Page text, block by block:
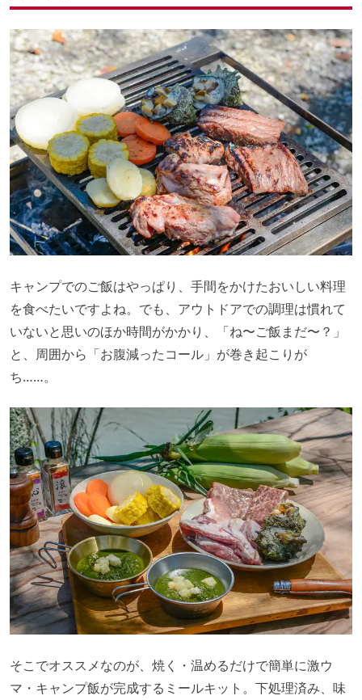
キャンプでのご飯はやっぱり、手間をかけたおいしい料理
を食べたいですよね。でも、アウトドアでの調理は慣れて
いないと思いのほか時間がかかり、「ね〜ご飯まだ〜？」
と、周囲から「お腹減ったコール」が巻き起こりが
ち……。
そこでオススメなのが、焼く・温めるだけで簡単に激ウ
マ・キャンプ飯が完成するミールキット。下処理済み、味